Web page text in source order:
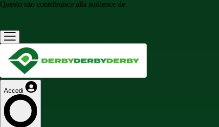
Questo sito contribuisce alla audience de
Accedi